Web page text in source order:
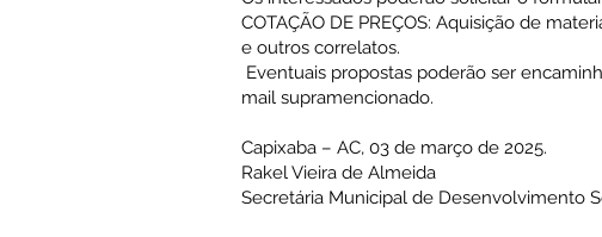
COTAÇÃO DE PREÇOS: Aquisição de
e outros correlatos.
Eventuais propostas poderão ser
mail supramencionado.
Capixaba – AC, 03 de março de 2025.
Rakel Vieira de Almeida
Secretária Municipal de Desenvolvimento